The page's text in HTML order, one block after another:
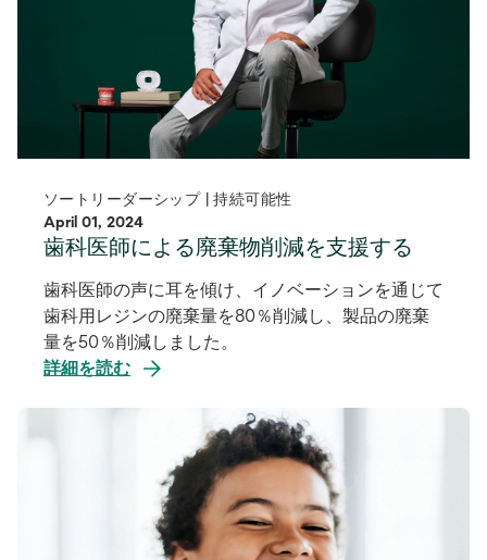
ソートリーダーシップ | 持続可能性
April 01, 2024
歯科医師による廃棄物削減を支援する
歯科医師の声に耳を傾け、イノベーションを通じて
歯科用レジンの廃棄量を80％削減し、製品の廃棄
量を50％削減しました。
詳細を読む